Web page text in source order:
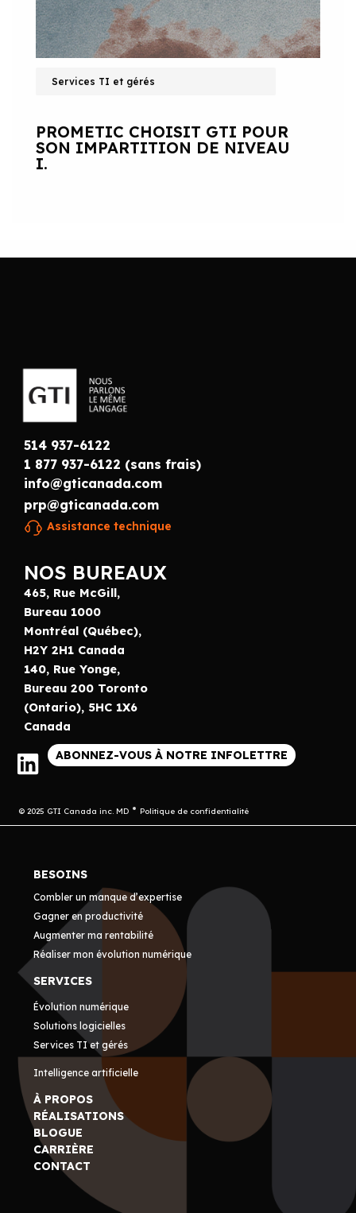
Services TI et gérés
PROMETIC CHOISIT GTI POUR
SON IMPARTITION DE NIVEAU
I.
514 937-6122
1 877 937-6122 (sans frais)
info@gticanada.com
prp@gticanada.com
Assistance technique
NOS BUREAUX
465, Rue McGill,
Bureau 1000
Montréal (Québec),
H2Y 2H1 Canada
140, Rue Yonge,
Bureau 200 Toronto
(Ontario), 5HC 1X6
Canada
ABONNEZ-VOUS À NOTRE INFOLETTRE
© 2025 GTI Canada inc. MD Politique de confidentialité
BESOINS
Combler un manque d’expertise
Gagner en productivité
Augmenter ma rentabilité
Réaliser mon évolution numérique
SERVICES
Évolution numérique
Solutions logicielles
Services TI et gérés
Intelligence artificielle
À PROPOS
RÉALISATIONS
BLOGUE
CARRIÈRE
CONTACT